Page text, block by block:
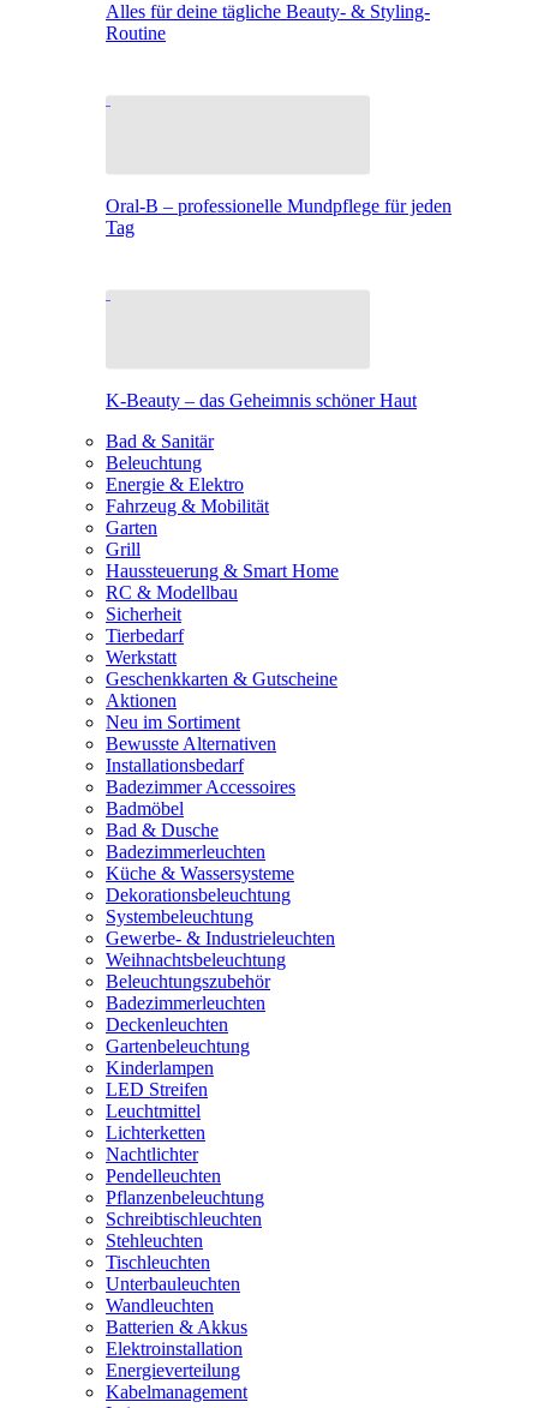
Alles für deine tägliche Beauty- & Styling-
Routine
Oral-B – professionelle Mundpflege für jeden
Tag
K-Beauty – das Geheimnis schöner Haut
Bad & Sanitär
Beleuchtung
Energie & Elektro
Fahrzeug & Mobilität
Garten
Grill
Haussteuerung & Smart Home
RC & Modellbau
Sicherheit
Tierbedarf
Werkstatt
Geschenkkarten & Gutscheine
Aktionen
Neu im Sortiment
Bewusste Alternativen
Installationsbedarf
Badezimmer Accessoires
Badmöbel
Bad & Dusche
Badezimmerleuchten
Küche & Wassersysteme
Dekorationsbeleuchtung
Systembeleuchtung
Gewerbe- & Industrieleuchten
Weihnachtsbeleuchtung
Beleuchtungszubehör
Badezimmerleuchten
Deckenleuchten
Gartenbeleuchtung
Kinderlampen
LED Streifen
Leuchtmittel
Lichterketten
Nachtlichter
Pendelleuchten
Pflanzenbeleuchtung
Schreibtischleuchten
Stehleuchten
Tischleuchten
Unterbauleuchten
Wandleuchten
Batterien & Akkus
Elektroinstallation
Energieverteilung
Kabelmanagement